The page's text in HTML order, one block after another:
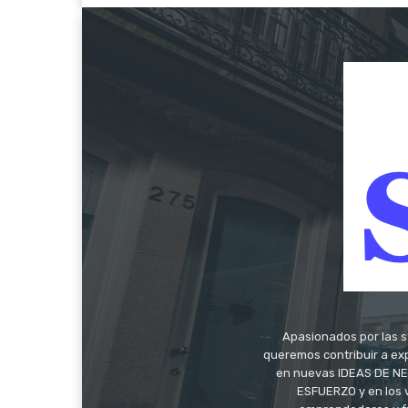
Apasionados por las
queremos contribuir a
en nuevas IDEAS DE
ESFUERZO y en